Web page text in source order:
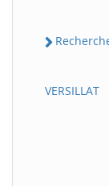
VERSILLAT